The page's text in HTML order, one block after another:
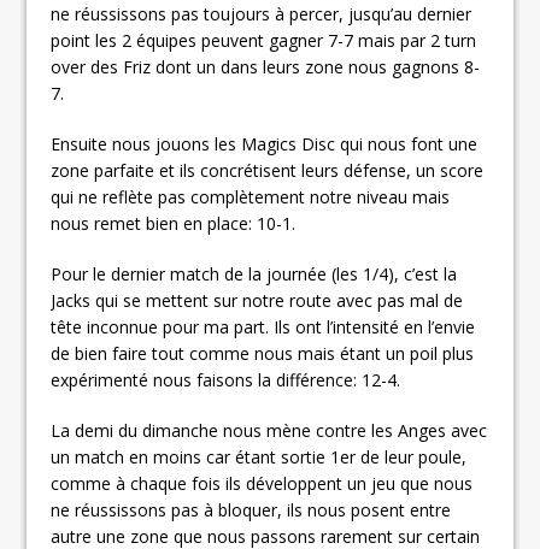
ne réussissons pas toujours à percer, jusqu’au dernier
point les 2 équipes peuvent gagner 7-7 mais par 2 turn
over des Friz dont un dans leurs zone nous gagnons 8-
7.
Ensuite nous jouons les Magics Disc qui nous font une
zone parfaite et ils concrétisent leurs défense, un score
qui ne reflète pas complètement notre niveau mais
nous remet bien en place: 10-1.
Pour le dernier match de la journée (les 1/4), c’est la
Jacks qui se mettent sur notre route avec pas mal de
tête inconnue pour ma part. Ils ont l’intensité en l’envie
de bien faire tout comme nous mais étant un poil plus
expérimenté nous faisons la différence: 12-4.
La demi du dimanche nous mène contre les Anges avec
un match en moins car étant sortie 1er de leur poule,
comme à chaque fois ils développent un jeu que nous
ne réussissons pas à bloquer, ils nous posent entre
autre une zone que nous passons rarement sur certain